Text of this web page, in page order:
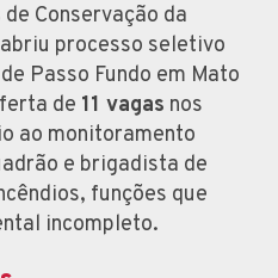
Conservação da
processo seletivo
Passo Fundo em Mato
de 11 vagas nos
ao monitoramento
e brigadista de
funções que
incompleto.